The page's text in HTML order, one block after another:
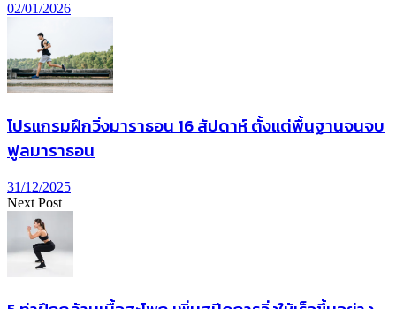
02/01/2026
โปรแกรมฝึกวิ่งมาราธอน 16 สัปดาห์ ตั้งแต่พื้นฐานจนจบ
ฟูลมาราธอน
31/12/2025
Next Post